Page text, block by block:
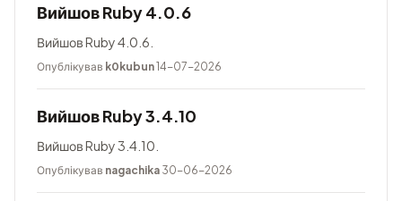
Вийшов Ruby 4.0.6
Вийшов Ruby 4.0.6.
Опублікував k0kubun14-07-2026
Вийшов Ruby 3.4.10
Вийшов Ruby 3.4.10.
Опублікував nagachika 30-06-2026